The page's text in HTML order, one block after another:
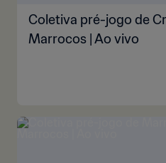
Coletiva pré-jogo de
Marrocos | Ao vivo